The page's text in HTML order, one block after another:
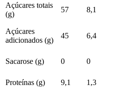
Açúcares totais
(g)
57 8,1
Açúcares
adicionados (g)
45 6,4
Sacarose (g) 0 0
Proteínas (g) 9,1 1,3